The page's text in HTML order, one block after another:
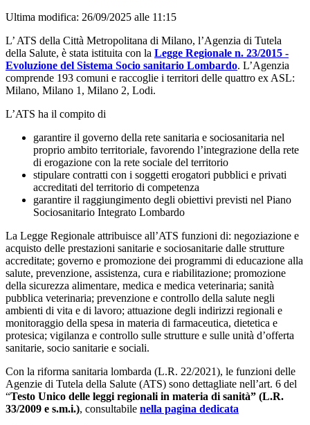
Ultima modifica: 26/09/2025 alle 11:15
L’ ATS della Città Metropolitana di Milano, l’Agenzia di Tutela
della Salute, è stata istituita con la Legge Regionale n. 23/2015 -
Evoluzione del Sistema Socio sanitario Lombardo. L’Agenzia
comprende 193 comuni e raccoglie i territori delle quattro ex ASL:
Milano, Milano 1, Milano 2, Lodi.
L’ATS ha il compito di
garantire il governo della rete sanitaria e sociosanitaria nel
proprio ambito territoriale, favorendo l’integrazione della rete
di erogazione con la rete sociale del territorio
stipulare contratti con i soggetti erogatori pubblici e privati
accreditati del territorio di competenza
garantire il raggiungimento degli obiettivi previsti nel Piano
Sociosanitario Integrato Lombardo
La Legge Regionale attribuisce all’ATS funzioni di: negoziazione e
acquisto delle prestazioni sanitarie e sociosanitarie dalle strutture
accreditate; governo e promozione dei programmi di educazione alla
salute, prevenzione, assistenza, cura e riabilitazione; promozione
della sicurezza alimentare, medica e medica veterinaria; sanità
pubblica veterinaria; prevenzione e controllo della salute negli
ambienti di vita e di lavoro; attuazione degli indirizzi regionali e
monitoraggio della spesa in materia di farmaceutica, dietetica e
protesica; vigilanza e controllo sulle strutture e sulle unità d’offerta
sanitarie, socio sanitarie e sociali.
Con la riforma sanitaria lombarda (L.R. 22/2021), le funzioni delle
Agenzie di Tutela della Salute (ATS) sono dettagliate nell’art. 6 del
“Testo Unico delle leggi regionali in materia di sanità” (L.R.
33/2009 e s.m.i.), consultabile nella pagina dedicata